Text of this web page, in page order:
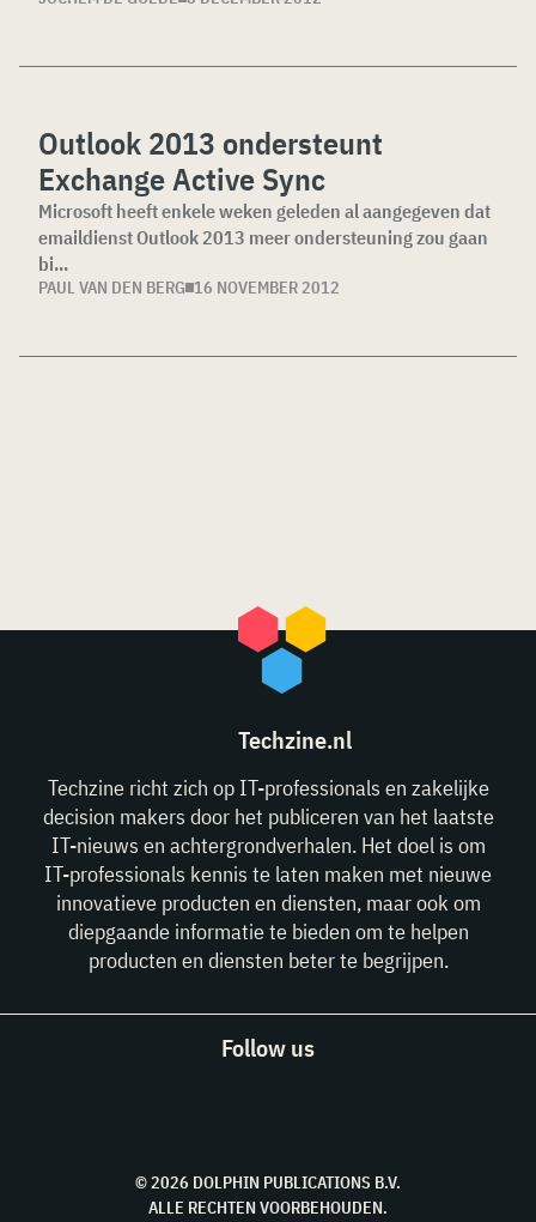
Outlook 2013 ondersteunt
Exchange Active Sync
Microsoft heeft enkele weken geleden al aangegeven dat
emaildienst Outlook 2013 meer ondersteuning zou gaan
bi...
PAUL VAN DEN BERG 16 NOVEMBER 2012
Techzine.nl
Techzine richt zich op IT-professionals en zakelijke
decision makers door het publiceren van het laatste
IT-nieuws en achtergrondverhalen. Het doel is om
IT-professionals kennis te laten maken met nieuwe
innovatieve producten en diensten, maar ook om
diepgaande informatie te bieden om te helpen
producten en diensten beter te begrijpen.
Follow us
© 2026 DOLPHIN PUBLICATIONS B.V.
ALLE RECHTEN VOORBEHOUDEN.